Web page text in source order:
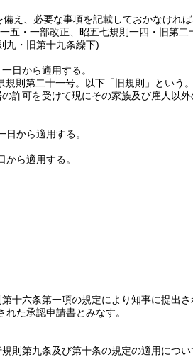
備え、必要な事項を記載しておかなければ
五・一部改正、昭五七規則一四・旧第
九・旧第十九条繰下)
日から適用する。
規則第二十一号。以下「旧規則」という
許可を受けて現にその家族及び雇人以外
から適用する。
ら適用する。
十六条第一項の規定により知事に提出
た承認申請書とみなす。
則第九条及び第十条の規定の適用につ